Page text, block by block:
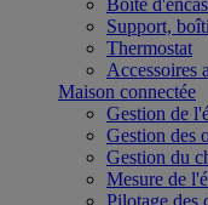
Boîte
Support,
Thermostat
Accessoires
Maison connectée
Gestion de
Gestion des
Gestion du
Mesure de
Pilotage des